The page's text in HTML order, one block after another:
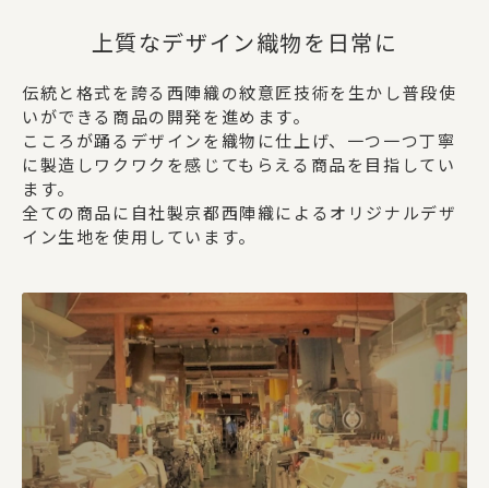
シリーズ
カテゴリー
ステーショナリー
コスメグッズ
上質なデザイン織物を日常に
伝統と格式を誇る西陣織の紋意匠技術を生かし普段使
いができる商品の開発を進めます。
こころが踊るデザインを織物に仕上げ、一つ一つ丁寧
に製造しワクワクを感じてもらえる商品を目指してい
ます。
全ての商品に自社製京都西陣織によるオリジナルデザ
イン生地を使用しています。